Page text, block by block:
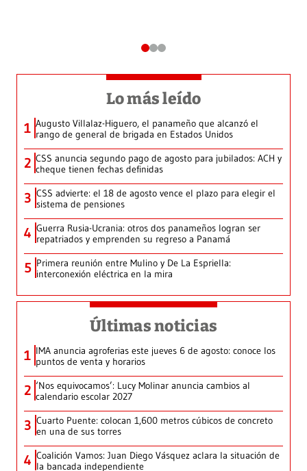
Lo más leído
1 Augusto Villalaz-Higuero, el panameño que alcanzó el
rango de general de brigada en Estados Unidos
2 CSS anuncia segundo pago de agosto para jubilados: ACH y
cheque tienen fechas definidas
3 CSS advierte: el 18 de agosto vence el plazo para elegir el
sistema de pensiones
4 Guerra Rusia-Ucrania: otros dos panameños logran ser
repatriados y emprenden su regreso a Panamá
5 Primera reunión entre Mulino y De La Espriella:
interconexión eléctrica en la mira
Últimas noticias
1 IMA anuncia agroferias este jueves 6 de agosto: conoce los
puntos de venta y horarios
2 ‘Nos equivocamos’: Lucy Molinar anuncia cambios al
calendario escolar 2027
3 Cuarto Puente: colocan 1,600 metros cúbicos de concreto
en una de sus torres
4 Coalición Vamos: Juan Diego Vásquez aclara la situación de
la bancada independiente